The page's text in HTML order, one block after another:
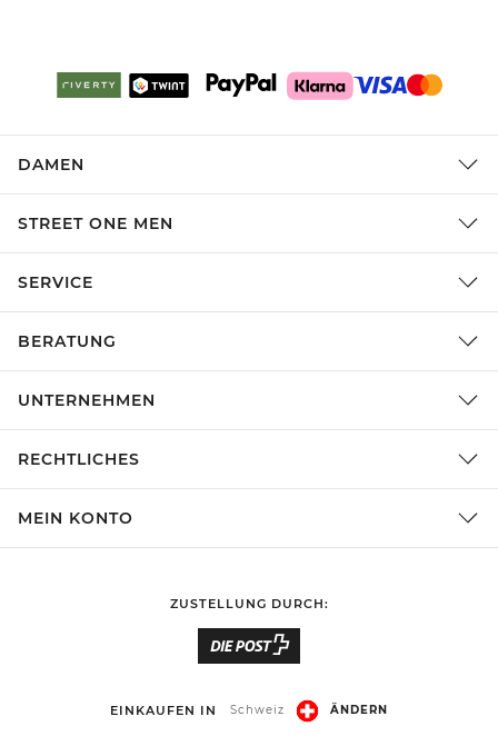
DAMEN
STREET ONE MEN
SERVICE
BERATUNG
UNTERNEHMEN
RECHTLICHES
MEIN KONTO
ZUSTELLUNG DURCH:
EINKAUFEN IN Schweiz ÄNDERN